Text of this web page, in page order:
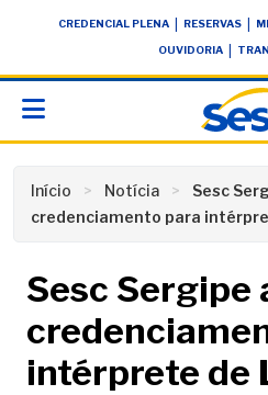
conteúdoCREDENCIAL PLENA RESERVAS
OUVIDORIA
Início Notícia
Sesc
credenciamento para
Sesc Sergipe
intérprete de